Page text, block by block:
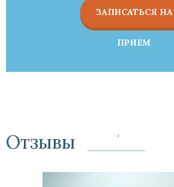
ЗАПИСАТЬСЯ НА
ПРИЕМ
Отзывы ‹